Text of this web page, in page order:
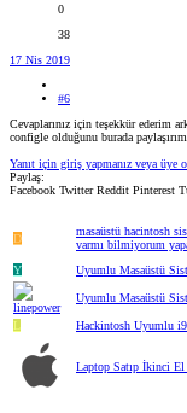
0
38
17 Nis 2019
#6
Cevaplarınız için teşekkür ederim
configle olduğunu burada paylaşırım.
Yanıt için giriş yapmanız veya üye
Paylaş:
Facebook Twitter Reddit Pinterest
D
masaüstü hacintosh
varmı bilmiyorum
Y
Uyumlu Masaüstü
Uyumlu Masaüstü
L
Hackintosh Uyumlu
Laptop Satıp İkinci El